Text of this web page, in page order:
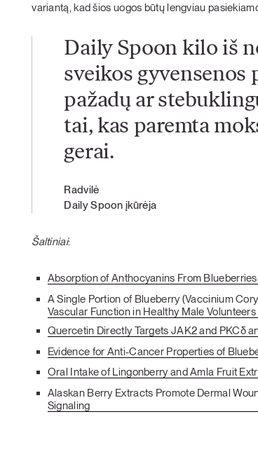
variantą, kad šios uogos būtų lengviau
Daily Spoon kilo iš
sveikos
pažadų ar
tai, kas paremta
gerai.
Radvilė
Daily Spoon įkūrėja
Šaltiniai:
Absorption of Anthocyanins From
A Single Portion of Blueberry (Vaccinium
Vascular Function in Healthy Male Volunteers
Quercetin Directly Targets JAK2 and PKCδ
Evidence for Anti-Cancer Properties of
Oral Intake of Lingonberry and Amla Fruit
Alaskan Berry Extracts Promote Dermal
Signaling